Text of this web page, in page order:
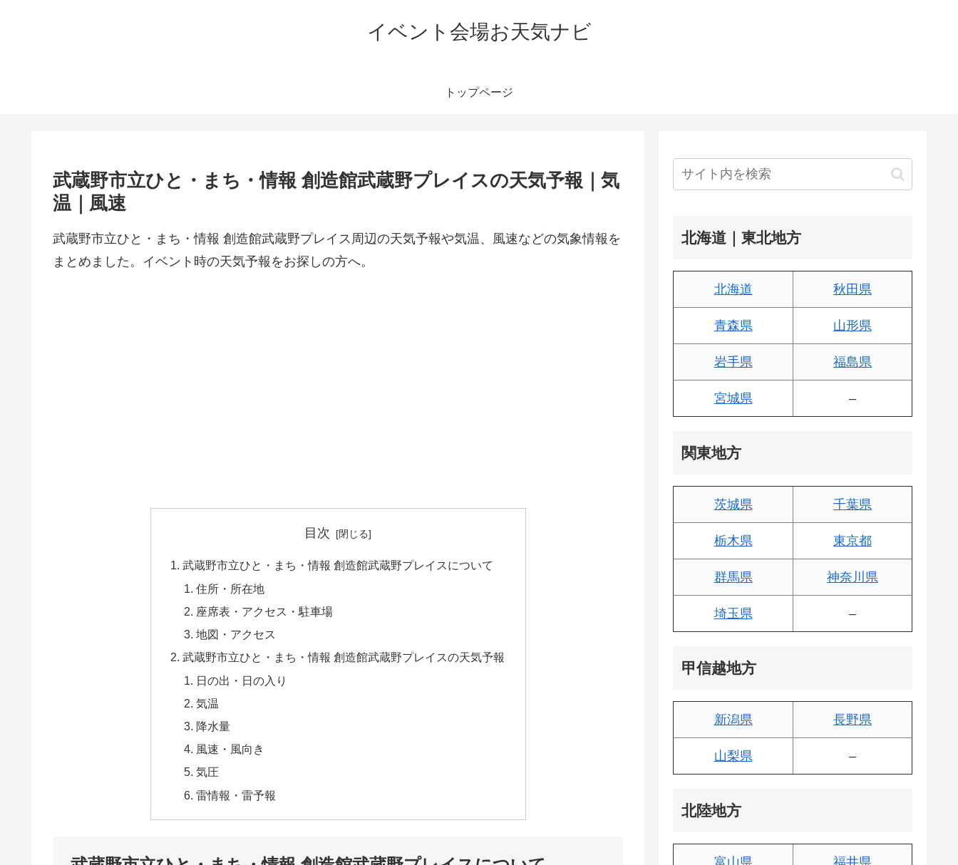
イベント会場お天気ナビ
トップページ
武蔵野市立ひと・まち・情報 創造館武蔵野プレイスの天気予報｜気
温｜風速
武蔵野市立ひと・まち・情報 創造館武蔵野プレイス周辺の天気予報や気温、風速などの気象情報を
まとめました。イベント時の天気予報をお探しの方へ。
目次
武蔵野市立ひと・まち・情報 創造館武蔵野プレイスについて
住所・所在地
座席表・アクセス・駐車場
地図・アクセス
武蔵野市立ひと・まち・情報 創造館武蔵野プレイスの天気予報
日の出・日の入り
気温
降水量
風速・風向き
気圧
雷情報・雷予報
北海道｜東北地方
北海道 秋田県
青森県 山形県
岩手県 福島県
宮城県 –
関東地方
茨城県 千葉県
栃木県 東京都
群馬県 神奈川県
埼玉県 –
甲信越地方
新潟県 長野県
山梨県 –
北陸地方
富山県 福井県